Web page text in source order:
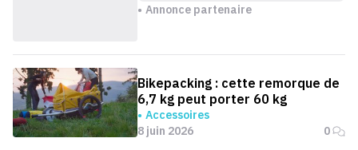
Annonce partenaire
Bikepacking : cette remorque de
6,7 kg peut porter 60 kg
Accessoires
8 juin 2026
0